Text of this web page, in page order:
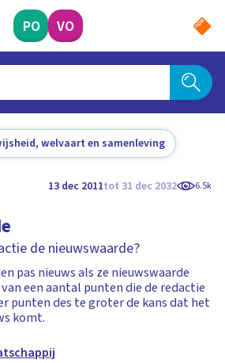
PO VO
welvaart en samenleving
13 dec 2011tot 31 dec 2032 6.5k
de nieuwswaarde?
pas nieuws als ze nieuwswaarde
een aantal punten die de redactie
punten des te groter de kans dat het
komt.